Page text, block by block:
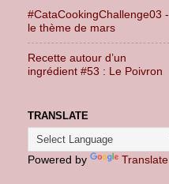
#CataCookingChallenge03 -
le thème de mars
Recette autour d’un
ingrédient #53 : Le Poivron
TRANSLATE
Powered by Translate